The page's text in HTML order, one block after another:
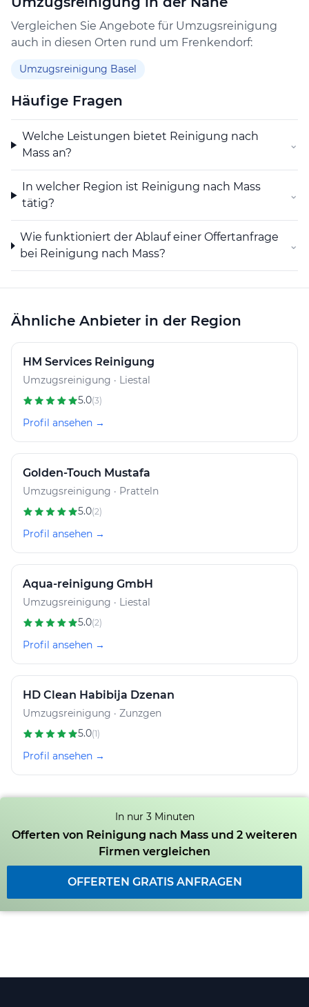
von Frenkendorf, die ihre Tiere durch Zusatzfutter
gezielt fördern möchten.
Vergleichen Sie Angebote für Umzugsreinigung
auch in diesen Orten rund um Frenkendorf:
Umzugsreinigung Basel
Häufige Fragen
Welche Leistungen bietet Reinigung nach
Mass an?
⌄
In welcher Region ist Reinigung nach Mass
tätig?
⌄
Wie funktioniert der Ablauf einer Offertanfrage
bei Reinigung nach Mass?
⌄
Ähnliche Anbieter in der Region
HM Services Reinigung
Umzugsreinigung · Liestal
5.0(3)
Profil ansehen →
Golden-Touch Mustafa
Umzugsreinigung · Pratteln
5.0(2)
Profil ansehen →
Aqua-reinigung GmbH
Umzugsreinigung · Liestal
5.0(2)
Profil ansehen →
HD Clean Habibija Dzenan
Umzugsreinigung · Zunzgen
5.0(1)
Profil ansehen →
In nur 3 Minuten
Offerten von Reinigung nach Mass und 2 weiteren
Firmen vergleichen
OFFERTEN GRATIS ANFRAGEN